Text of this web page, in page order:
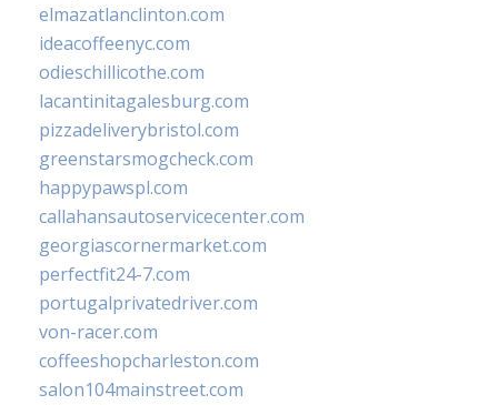
elmazatlanclinton.com
ideacoffeenyc.com
odieschillicothe.com
lacantinitagalesburg.com
pizzadeliverybristol.com
greenstarsmogcheck.com
happypawspl.com
callahansautoservicecenter.com
georgiascornermarket.com
perfectfit24-7.com
portugalprivatedriver.com
von-racer.com
coffeeshopcharleston.com
salon104mainstreet.com